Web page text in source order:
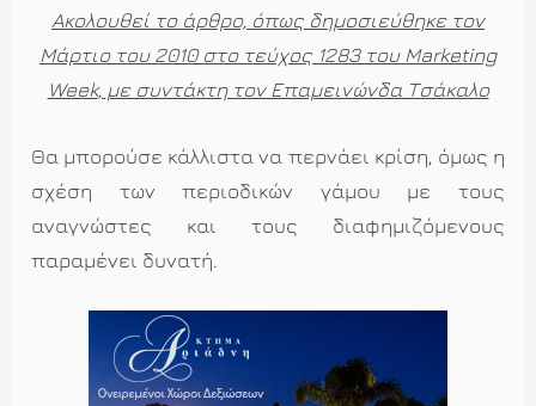
Ακολουθεί το άρθρο, όπως δημοσιεύθηκε τον
Μάρτιο του 2010 στο τεύχος 1283 του Marketing
Week, με συντάκτη τον Επαμεινώνδα Τσάκαλο
Θα μπορούσε κάλλιστα να περνάει κρίση, όμως η
σχέση των περιοδικών γάμου με τους
αναγνώστες και τους διαφημιζόμενους
παραμένει δυνατή.